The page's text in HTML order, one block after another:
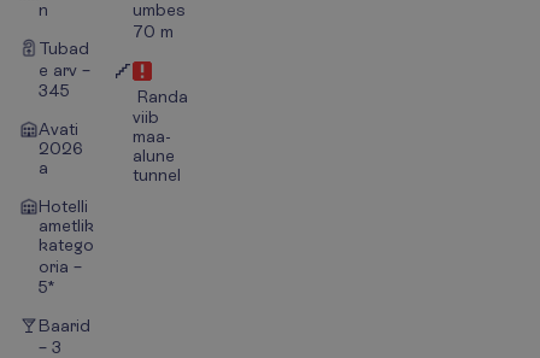
n
Tubad
e arv –
345
Avati
2026
a
Hotelli
ametlik
katego
oria –
5*
Baarid
– 3
umbes
70 m
Randa
viib
maa-
alune
tunnel